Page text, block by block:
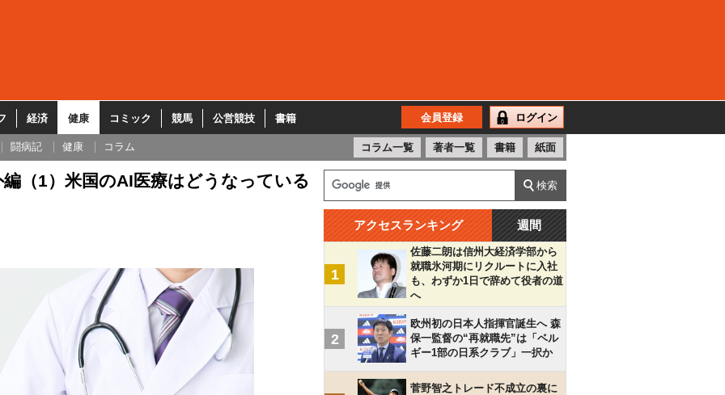
経済 健康 コミック 競馬 公営競技 書籍 会員登録 ログイン
闘病記 健康 コラム コラム一覧 著者一覧 書籍 紙面
（1）米国のAI医療はどうなっている
アクセスランキング 週間
1
佐藤二朗は信州大経済学部から
就職氷河期にリクルートに入社
も、わずか1日で辞めて役者の道
へ
2
欧州初の日本人指揮官誕生へ 森
保一監督の“再就職先”は「ベル
ギー1部の日系クラブ」一択か
菅野智之トレード不成立の裏に